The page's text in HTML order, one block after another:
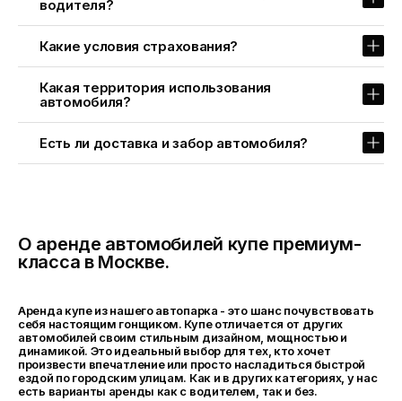
Быстрая бронь ->
водителя?
Какие условия страхования?
Какая территория использования
автомобиля?
Есть ли доставка и забор автомобиля?
О аренде автомобилей купе премиум-
класса в Москве.
Аренда купе из нашего автопарка - это шанс почувствовать
себя настоящим гонщиком. Купе отличается от других
автомобилей своим стильным дизайном, мощностью и
динамикой. Это идеальный выбор для тех, кто хочет
произвести впечатление или просто насладиться быстрой
ездой по городским улицам. Как и в других категориях, у нас
есть варианты аренды как с водителем, так и без.